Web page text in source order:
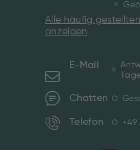
Alle häufig
anzeigen
E-Mail
Chatten
Telefon +49